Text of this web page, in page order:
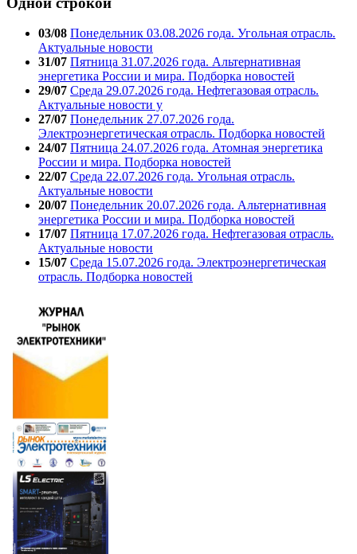
03/08 Понедельник 03.08.2026 года. Угольная отрасль.
Актуальные новости
31/07 Пятница 31.07.2026 года. Альтернативная
энергетика России и мира. Подборка новостей
29/07 Среда 29.07.2026 года. Нефтегазовая отрасль.
Актуальные новости у
27/07 Понедельник 27.07.2026 года.
Электроэнергетическая отрасль. Подборка новостей
24/07 Пятница 24.07.2026 года. Атомная энергетика
России и мира. Подборка новостей
22/07 Среда 22.07.2026 года. Угольная отрасль.
Актуальные новости
20/07 Понедельник 20.07.2026 года. Альтернативная
энергетика России и мира. Подборка новостей
17/07 Пятница 17.07.2026 года. Нефтегазовая отрасль.
Актуальные новости
15/07 Среда 15.07.2026 года. Электроэнергетическая
отрасль. Подборка новостей